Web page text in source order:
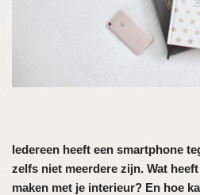
Iedereen heeft een smartphone
zelfs niet meerdere zijn. Wat
maken met je interieur? En hoe